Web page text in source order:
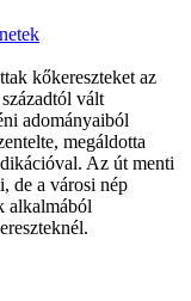
kőkereszteket az
vált
adományaiból
megáldotta
Az út menti
de a városi nép
alkalmából